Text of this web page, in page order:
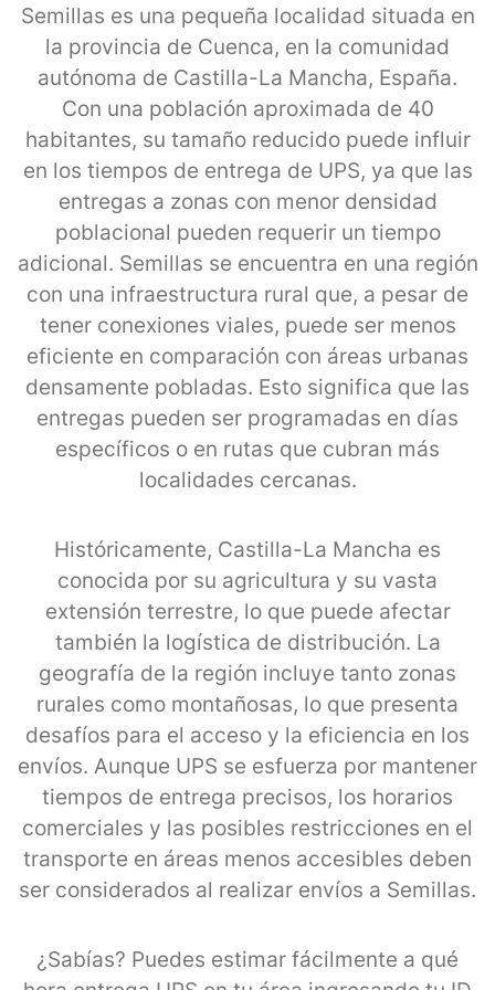
Semillas es una pequeña localidad situada en
la provincia de Cuenca, en la comunidad
autónoma de Castilla-La Mancha, España.
Con una población aproximada de 40
habitantes, su tamaño reducido puede influir
en los tiempos de entrega de UPS, ya que las
entregas a zonas con menor densidad
poblacional pueden requerir un tiempo
adicional. Semillas se encuentra en una región
con una infraestructura rural que, a pesar de
tener conexiones viales, puede ser menos
eficiente en comparación con áreas urbanas
densamente pobladas. Esto significa que las
entregas pueden ser programadas en días
específicos o en rutas que cubran más
localidades cercanas.
Históricamente, Castilla-La Mancha es
conocida por su agricultura y su vasta
extensión terrestre, lo que puede afectar
también la logística de distribución. La
geografía de la región incluye tanto zonas
rurales como montañosas, lo que presenta
desafíos para el acceso y la eficiencia en los
envíos. Aunque UPS se esfuerza por mantener
tiempos de entrega precisos, los horarios
comerciales y las posibles restricciones en el
transporte en áreas menos accesibles deben
ser considerados al realizar envíos a Semillas.
¿Sabías? Puedes estimar fácilmente a qué